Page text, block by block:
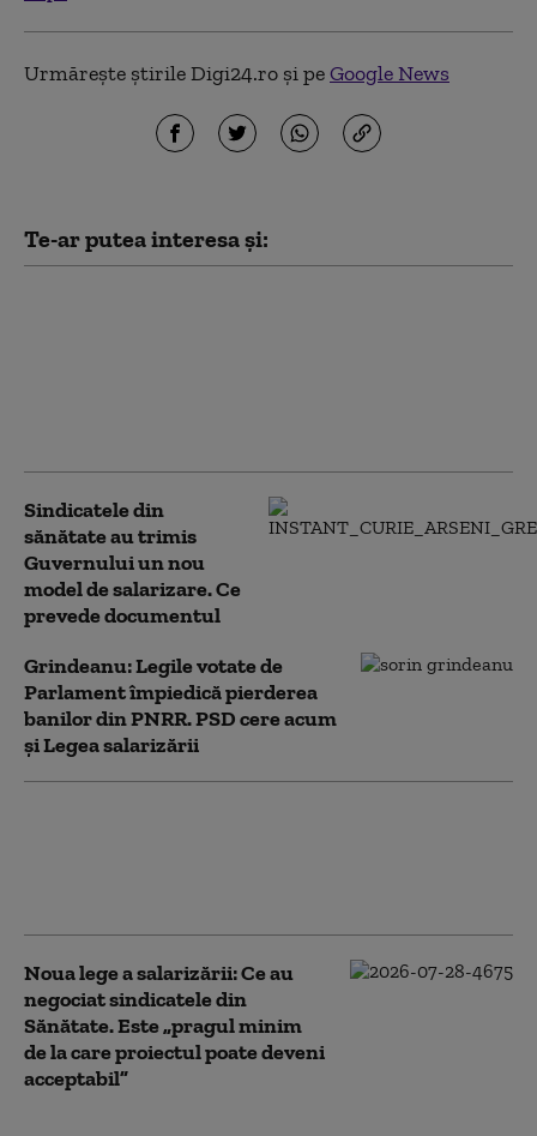
Urmărește știrile Digi24.ro și peGoogle News
Te-ar putea interesa și:
Sindicatele din
sănătate au trimis
Guvernului un nou
model de salarizare. Ce
prevede documentul
Grindeanu: Legile votate de
Parlament împiedică pierderea
banilor din PNRR. PSD cere acum
și Legea salarizării
Noua lege a salarizării: Ce au
negociat sindicatele din
Sănătate. Este „pragul minim
de la care proiectul poate deveni
acceptabil”